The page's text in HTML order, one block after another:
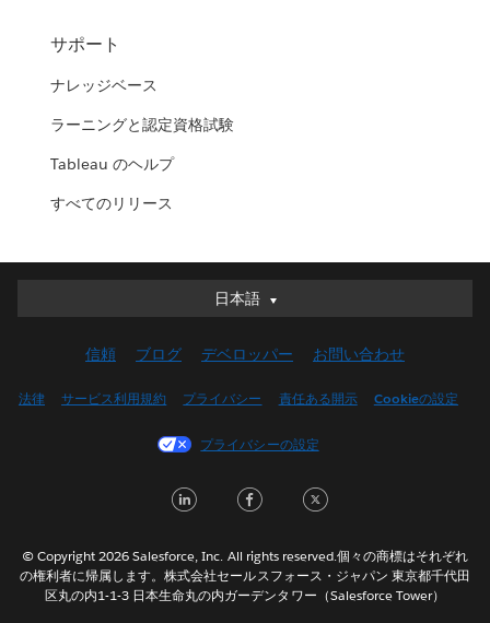
サポート
ナレッジベース
ラーニングと認定資格試験
Tableau のヘルプ
すべてのリリース
日本語
日本語
English (UK)
Français (Canada)
Italiano
Nederlands
Português
信頼 ブログ デベロッパー お問い合わせ
法律 サービス利用規約 プライバシー 責任ある開示 Cookieの設定
プライバシーの設定
LinkedInFacebook
© Copyright 2026 Salesforce, Inc. All rights reserved.個々の商標はそれぞれ
の権利者に帰属します。株式会社セールスフォース・ジャパン 東京都千代田
区丸の内1-1-3 日本生命丸の内ガーデンタワー（Salesforce Tower）